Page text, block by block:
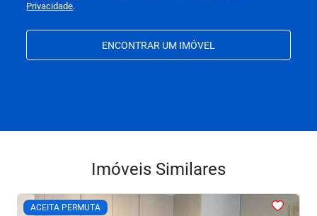
Privacidade.
ENCONTRAR UM IMÓVEL
Imóveis Similares
ACEITA PERMUTA
<<<<